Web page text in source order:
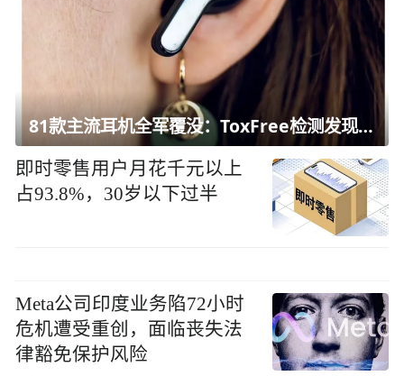
81款主流耳机全军覆没：ToxFree检测发现均含对人体有害化学物质
即时零售用户月花千元以上
占93.8%，30岁以下过半
Meta公司印度业务陷72小时
危机遭受重创，面临丧失法
律豁免保护风险